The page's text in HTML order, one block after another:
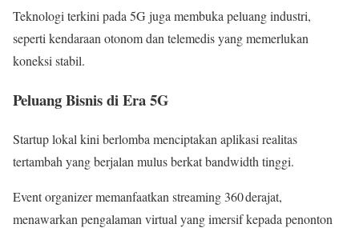
Teknologi terkini pada 5G juga membuka peluang industri,
seperti kendaraan otonom dan telemedis yang memerlukan
koneksi stabil.
Peluang Bisnis di Era 5G
Startup lokal kini berlomba menciptakan aplikasi realitas
tertambah yang berjalan mulus berkat bandwidth tinggi.
Event organizer memanfaatkan streaming 360 derajat,
menawarkan pengalaman virtual yang imersif kepada penonton